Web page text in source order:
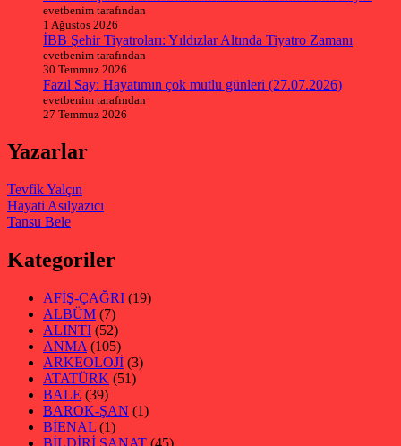
evetbenim tarafından
1 Ağustos 2026
İBB Şehir Tiyatroları: Yıldızlar Altında Tiyatro Zamanı
evetbenim tarafından
30 Temmuz 2026
Fazıl Say: Hayatımın çok mutlu günleri (27.07.2026)
evetbenim tarafından
27 Temmuz 2026
Yazarlar
Tevfik Yalçın
Hayati Asılyazıcı
Tansu Bele
Kategoriler
AFİŞ-ÇAĞRI (19)
ALBÜM (7)
ALINTI (52)
ANMA (105)
ARKEOLOJİ (3)
ATATÜRK (51)
BALE (39)
BAROK-ŞAN (1)
BİENAL (1)
BİLDİRİ SANAT (45)